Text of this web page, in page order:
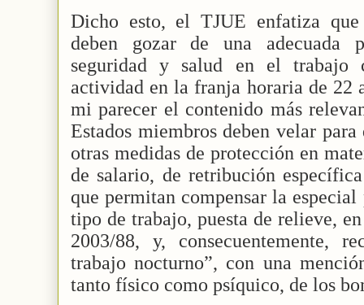
Dicho esto, el TJUE enfatiza que
deben gozar de una adecuada
seguridad y salud en el trabajo
actividad en la franja horaria de 22
mi parecer el contenido más
Estados miembros deben velar
otras medidas de protección en
de salario, de retribución
que permitan compensar la
tipo de trabajo, puesta de relieve,
2003/88, y, consecuentemente,
trabajo nocturno”, con una
tanto físico como psíquico, de los